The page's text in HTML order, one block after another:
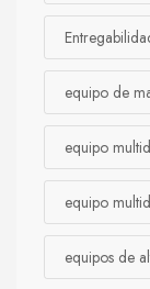
equipo de
equipo
equipo
equipos de